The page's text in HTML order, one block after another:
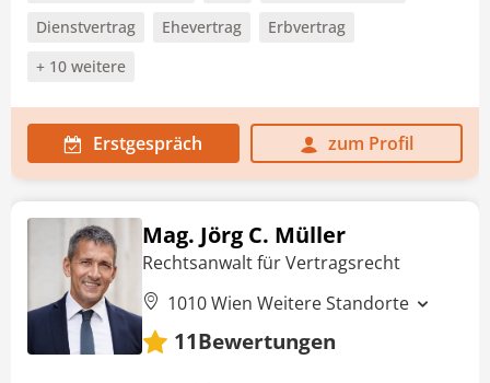
Dienstvertrag
Ehevertrag
Erbvertrag
+ 10 weitere
Erstgespräch zum Profil
Mag. Jörg C. Müller
Rechtsanwalt für Vertragsrecht
1010 Wien Weitere Standorte
11Bewertungen